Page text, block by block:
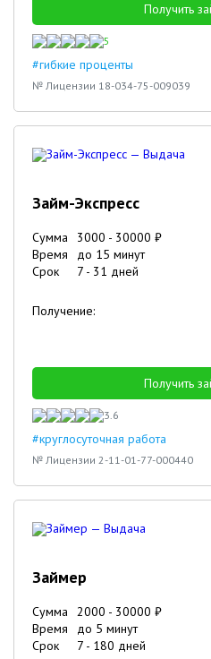
Получить
5
#гибкие проценты
№ Лицензии 18-034-75-009039
Займ-Экспресс
Сумма 3000 - 30000 ₽
Время
до 15 минут
Срок
7 - 31 дней
Получение:
Получить
3.6
#круглосуточная работа
№ Лицензии 2-11-01-77-000440
Займер
Сумма 2000 - 30000 ₽
Время
до 5 минут
Срок
7 - 180 дней